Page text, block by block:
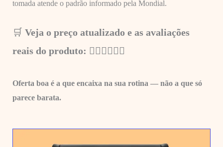
tomada atende o padrão informado pela Mondial.
🛒 Veja o preço atualizado e as avaliações
reais do produto: 👇🏼👇🏼👇🏼
Oferta boa é a que encaixa na sua rotina — não a que só
parece barata.